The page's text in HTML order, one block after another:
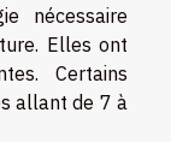
nécessaire
Elles ont
Certains
allant de 7 à